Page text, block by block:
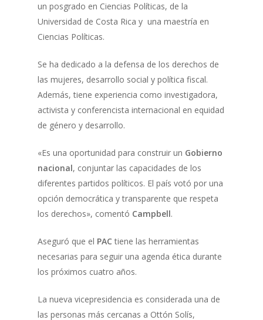
un posgrado en Ciencias Políticas, de la
Universidad de Costa Rica y una maestría en
Ciencias Políticas.
Se ha dedicado a la defensa de los derechos de
las mujeres, desarrollo social y política fiscal.
Además, tiene experiencia como investigadora,
activista y conferencista internacional en equidad
de género y desarrollo.
«Es una oportunidad para construir un Gobierno
nacional, conjuntar las capacidades de los
diferentes partidos políticos. El país votó por una
opción democrática y transparente que respeta
los derechos», comentó Campbell.
Aseguró que el PACtiene las herramientas
necesarias para seguir una agenda ética durante
los próximos cuatro años.
La nueva vicepresidencia es considerada una de
las personas más cercanas a Ottón Solís,